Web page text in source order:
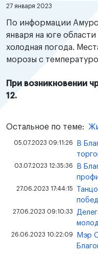
27 января 2023
По информации
января на юге
холодная погода.
морозы с
При возникновении
12.
Остальное по теме:
05.07.2023 09:11:26
В
03.07.2023 12:35:36
В
27.06.2023 17:44:15
27.06.2023 09:10:33
26.06.2023 10:22:09
Мэр